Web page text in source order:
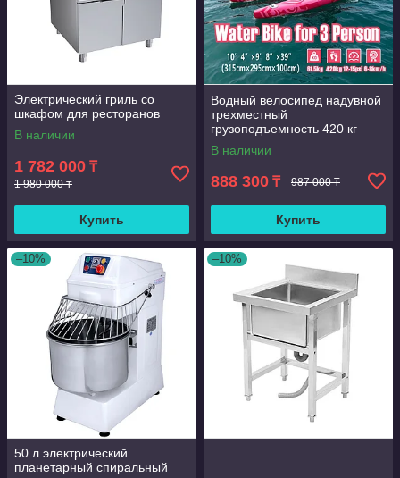
Электрический гриль со
шкафом для ресторанов
В наличии
1 782 000 ₸
1 980 000 ₸
Купить
Водный велосипед надувной
трехместный
грузоподъемность 420 кг
скорость 6-8 км/ч морской
В наличии
888 300 ₸ 987 000 ₸
Купить
–10%
50 л электрический
планетарный спиральный
–10%